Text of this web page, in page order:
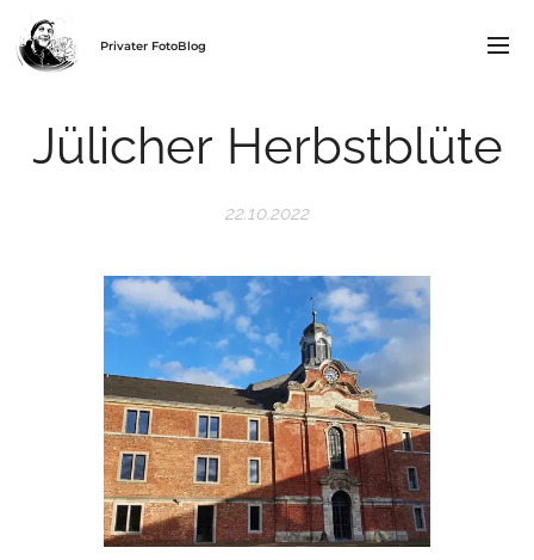
Privater FotoBlog
Jülicher Herbstblüte
22.10.2022